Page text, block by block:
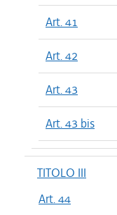
Art. 41
Art. 42
Art. 43
Art. 43 bis
TITOLO III
Art. 44